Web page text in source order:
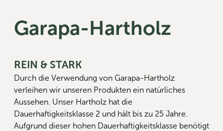
Garapa-Hartholz
REIN & STARK
Durch die Verwendung von Garapa-Hartholz
verleihen wir unseren Produkten ein natürliches
Aussehen. Unser Hartholz hat die
Dauerhaftigkeitsklasse 2 und hält bis zu 25 Jahre.
Aufgrund dieser hohen Dauerhaftigkeitsklasse benötigt